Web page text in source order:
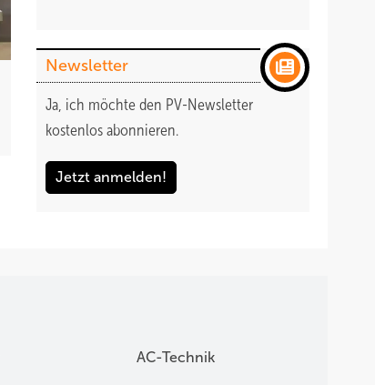
Newsletter
Ja, ich möchte den PV-Newsletter
kostenlos abonnieren.
Jetzt anmelden!
AC-Technik